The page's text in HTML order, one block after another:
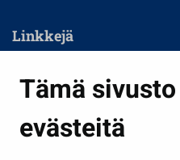
Tämä
evästeitä
Linkkejä
Kasvatus ja opetus
Kulttuuri ja liikunta